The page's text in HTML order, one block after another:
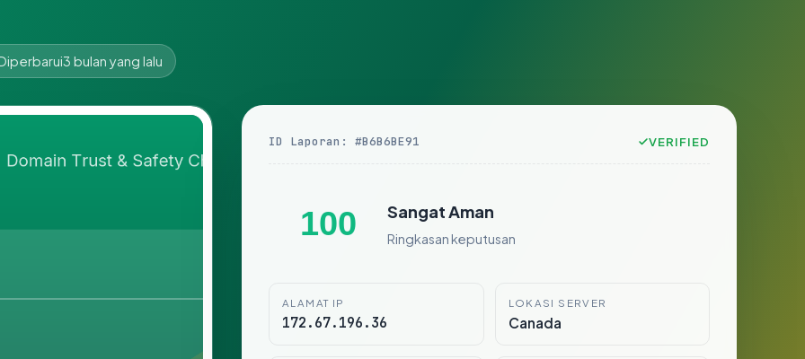
3 bulan yang lalu
ID Laporan: #B6B6BE91 VERIFIED
100 Sangat Aman
Ringkasan keputusan
ALAMAT IP
172.67.196.36
LOKASI SERVER
Canada